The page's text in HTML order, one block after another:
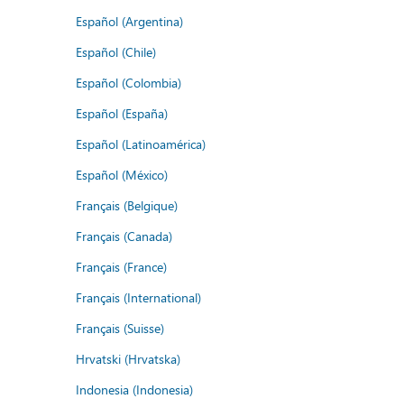
Español (Argentina)
Español (Chile)
Español (Colombia)
Español (España)
Español (Latinoamérica)
Español (México)
Français (Belgique)
Français (Canada)
Français (France)
Français (International)
Français (Suisse)
Hrvatski (Hrvatska)
Indonesia (Indonesia)